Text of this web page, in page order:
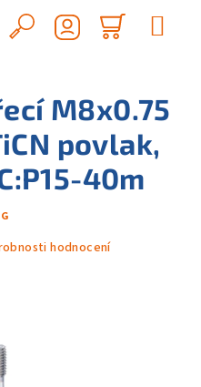
Hledat
košík
M8x0.75
povlak,
40m
hodnocení